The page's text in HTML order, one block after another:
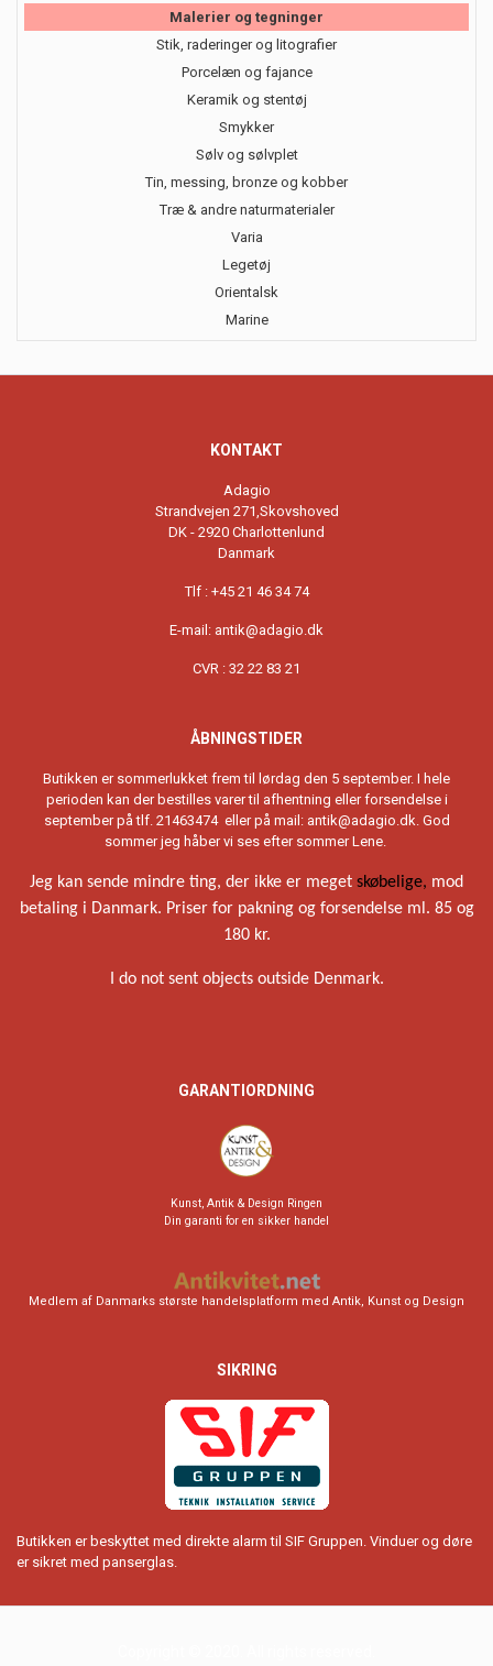
Malerier og tegninger
Stik, raderinger og litografier
Porcelæn og fajance
Keramik og stentøj
Smykker
Sølv og sølvplet
Tin, messing, bronze og kobber
Træ & andre naturmaterialer
Varia
Legetøj
Orientalsk
Marine
KONTAKT
Adagio
Strandvejen 271,Skovshoved
DK - 2920 Charlottenlund
Danmark
Tlf : +45 21 46 34 74
E-mail: antik@adagio.dk
CVR : 32 22 83 21
ÅBNINGSTIDER
Butikken er sommerlukket frem til lørdag den 5 september. I hele
perioden kan der bestilles varer til afhentning eller forsendelse i
september på tlf. 21463474 eller på mail: antik@adagio.dk. God
sommer jeg håber vi ses efter sommer Lene.
Jeg kan sende mindre ting, der ikke er meget skøbelige, mod
betaling i Danmark. Priser for pakning og forsendelse ml. 85 og
180 kr.
I do not sent objects outside Denmark.
GARANTIORDNING
Kunst, Antik & Design Ringen
Din garanti for en sikker handel
Medlem af Danmarks største handelsplatform med Antik, Kunst og Design
SIKRING
Butikken er beskyttet med direkte alarm til SIF Gruppen. Vinduer og døre
er sikret med panserglas.